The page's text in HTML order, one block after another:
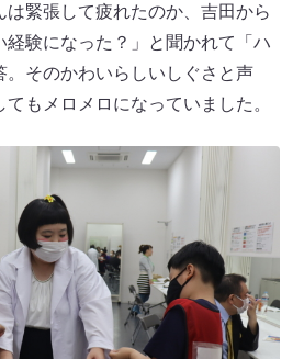
緊張して疲れたのか、吉田から
経験になった？」と聞かれて「ハ
。そのかわいらしいしぐさと声
もメロメロになっていました。